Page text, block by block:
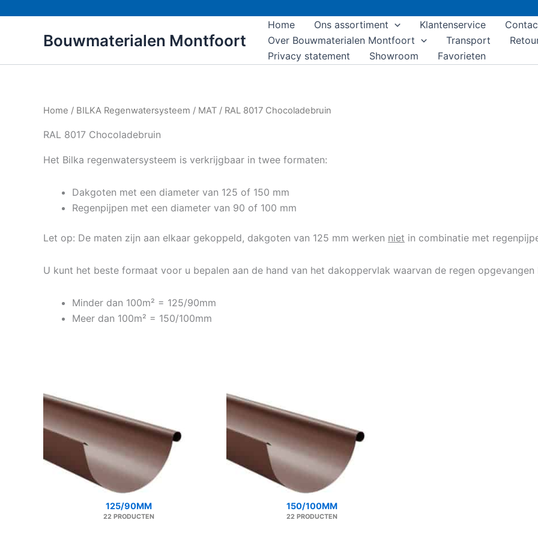
Bouwmaterialen Montfoort
Home Ons assortiment Klantenservice
Over Bouwmaterialen Montfoort
Transport
Privacy statement
Showroom Favorieten
Home / BILKA Regenwatersysteem / MAT / RAL 8017 Chocoladebruin
RAL 8017 Chocoladebruin
Het Bilka regenwatersysteem is verkrijgbaar in twee formaten:
Dakgoten met een diameter van 125 of 150 mm
Regenpijpen met een diameter van 90 of 100 mm
Let op: De maten zijn aan elkaar gekoppeld, dakgoten van 125 mm werken niet in combinatie met
U kunt het beste formaat voor u bepalen aan de hand van het dakoppervlak waarvan de regen
Minder dan 100m² = 125/90mm
Meer dan 100m² = 150/100mm
125/90MM
22 PRODUCTEN
150/100MM
22 PRODUCTEN